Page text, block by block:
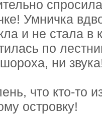
Умничка
и не стала в
по
ни
что кто-то
островку!